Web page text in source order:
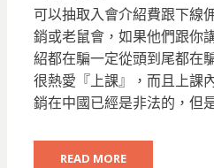
可以抽取入會介紹費跟下線
銷或老鼠會，如果他們跟你
紹都在騙一定從頭到尾都在
很熱愛『上課』，而且上課
銷在中國已經是非法的，但
READ MORE